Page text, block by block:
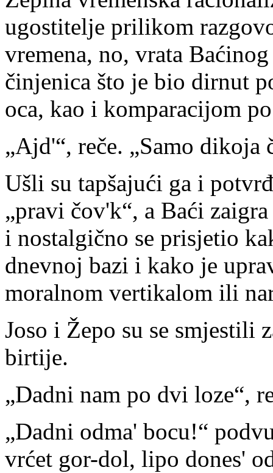
ugostitelje prilikom
vremena, no, vrata
činjenica što je bio dirnut
oca, kao i komparacijom
„Ajd'“, reče. „Samo dikoja
Ušli su tapšajući ga i
„pravi čov'k“, a Baći
i nostalgično se prisjetio
dnevnoj bazi i kako je
moralnom vertikalom ili
Joso i Žepo su se smjestili
birtije.
„Dadni nam po dvi loze“,
„Dadni odma' bocu!“
vrćet gor-dol, lipo dones'